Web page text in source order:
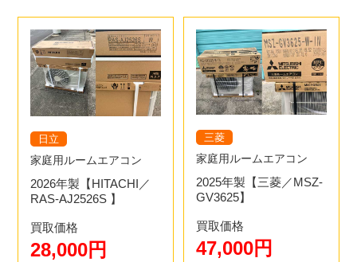
1. 型番・機種を調べる
エアコンの室内機に貼ってある製品シールに【製造年式】
と【型番】がありますので、こちらをチェックしてくださ
い。
1.ご来店のご予約
お電話・LINE・メールにてエアコン買取のご予約をお願い
と事前に言っていただけるとスムーズです。
日立
家庭用ルームエアコン
2026年製【HITACHI／
RAS-AJ2526S 】
買取価格
28,000円
三菱
家庭用ルームエアコン
2025年製【三菱／MSZ-
GV3625】
買取価格
47,000円